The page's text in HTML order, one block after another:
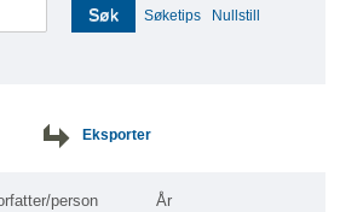
Søk Søketips Nullstill
Eksporter
person År